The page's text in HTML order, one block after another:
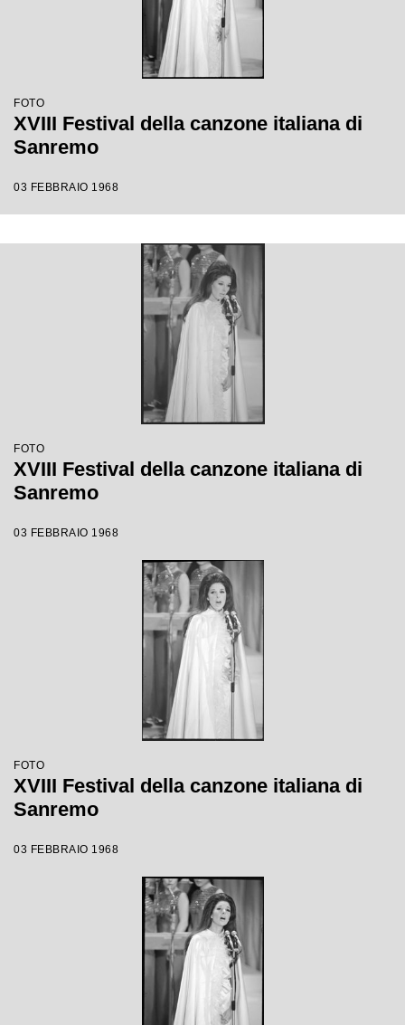
FOTO
XVIII Festival della canzone italiana di
Sanremo
03 FEBBRAIO 1968
FOTO
XVIII Festival della canzone italiana di
Sanremo
03 FEBBRAIO 1968
FOTO
XVIII Festival della canzone italiana di
Sanremo
03 FEBBRAIO 1968